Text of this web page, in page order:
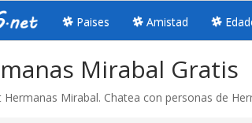
Paises Amistad
Mirabal Gratis
Hermanas Mirabal. Chatea con personas de